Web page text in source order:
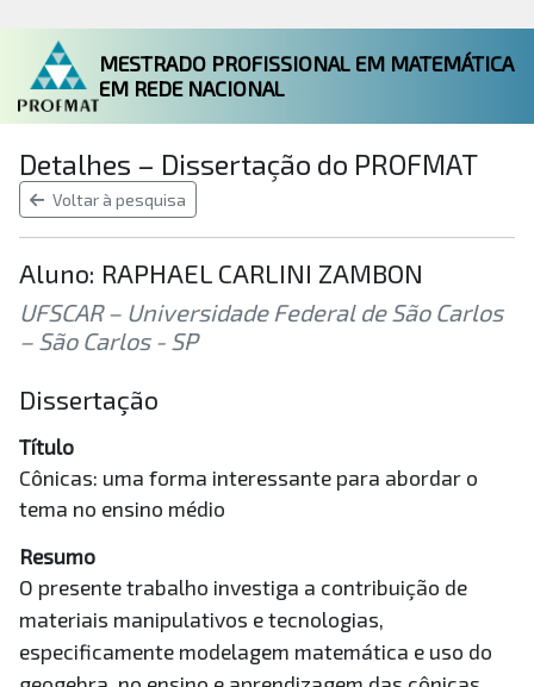
MESTRADO PROFISSIONAL EM MATEMÁTICA
EM REDE NACIONAL
Detalhes – Dissertação do PROFMAT
Voltar à pesquisa
Aluno: RAPHAEL CARLINI ZAMBON
UFSCAR – Universidade Federal de São Carlos
– São Carlos - SP
Dissertação
Título
Cônicas: uma forma interessante para abordar o
tema no ensino médio
Resumo
O presente trabalho investiga a contribuição de
materiais manipulativos e tecnologias,
especificamente modelagem matemática e uso do